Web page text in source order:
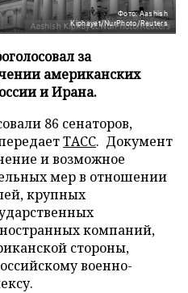
Фото: Aashish
Kiphayet/NurPhoto/Reuters
за
американских
и Ирана.
86 сенаторов,
ТАСС. Документ
и возможное
мер в отношении
крупных
компаний,
стороны,
военно-